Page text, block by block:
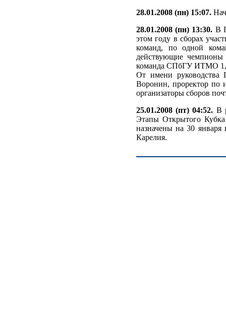
28.01.2008 (пн) 15:07.
28.01.2008 (пн) 13:30. В
этом году в сборах
команд, по одной
действующие
команда СПбГУ ИТМО 1,
От имени руководства
Воронин, проректор по
организаторы сборов
25.01.2008 (пт) 04:52. В
Этапы Открытого
назначены на 30
Карелия.